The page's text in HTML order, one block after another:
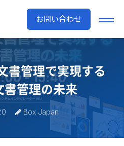
お問い合わせ
書管理で実現する
書管理の未来
Box Japan